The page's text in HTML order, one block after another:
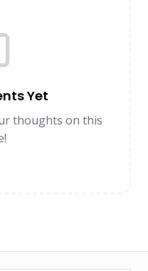
Yet
thoughts on this